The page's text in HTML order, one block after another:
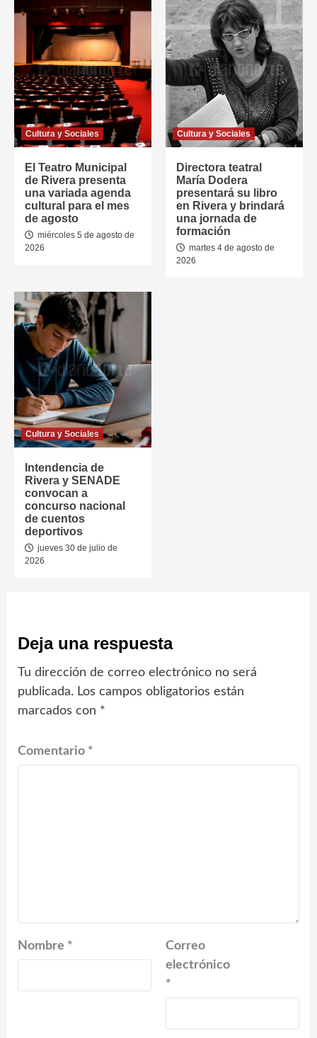
Cultura y Sociales
El Teatro Municipal
de Rivera presenta
una variada agenda
cultural para el mes
de agosto
miércoles 5 de agosto de
2026
Cultura y Sociales
Directora teatral
María Dodera
presentará su libro
en Rivera y brindará
una jornada de
formación
martes 4 de agosto de
2026
Cultura y Sociales
Intendencia de
Rivera y SENADE
convocan a
concurso nacional
de cuentos
deportivos
jueves 30 de julio de
2026
Deja una respuesta
Tu dirección de correo electrónico no será
publicada. Los campos obligatorios están
marcados con *
Comentario *
Nombre *
Correo
electrónico
*